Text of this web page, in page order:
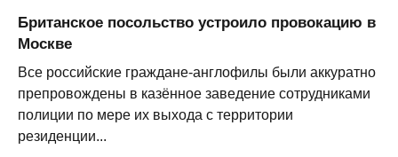
Британское посольство устроило провокацию в
Москве
Все российские граждане-англофилы были аккуратно
препровождены в казённое заведение сотрудниками
полиции по мере их выхода с территории
резиденции...